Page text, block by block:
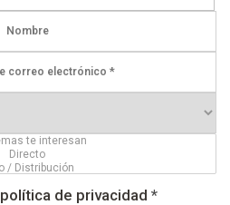
política de privacidad *